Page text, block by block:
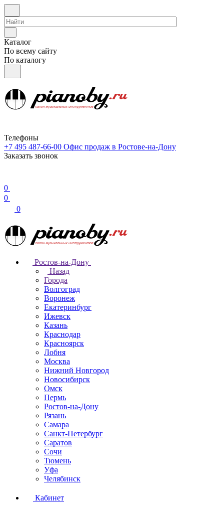
Каталог
По всему сайту
По каталогу
Телефоны
+7 495 487-66-00 Офис продаж в Ростове-на-Дону
Заказать звонок
0
0
0
Ростов-на-Дону
Назад
Города
Волгоград
Воронеж
Екатеринбург
Ижевск
Казань
Краснодар
Красноярск
Лобня
Москва
Нижний Новгород
Новосибирск
Омск
Пермь
Ростов-на-Дону
Рязань
Самара
Санкт-Петербург
Саратов
Сочи
Тюмень
Уфа
Челябинск
Кабинет